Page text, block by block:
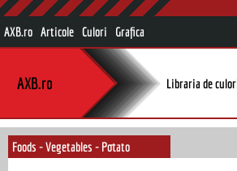
AXB.ro Articole Culori Grafica
AXB.ro
Foods - Vegetables - Potato